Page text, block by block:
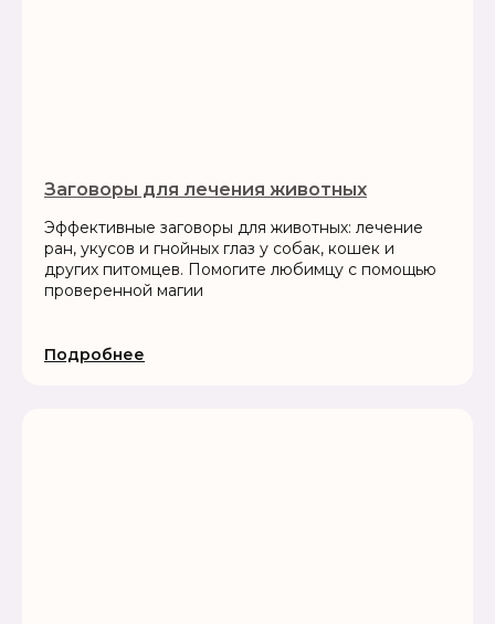
Заговоры для лечения животных
Эффективные заговоры для животных: лечение
ран, укусов и гнойных глаз у собак, кошек и
других питомцев. Помогите любимцу с помощью
проверенной магии
Подробнее